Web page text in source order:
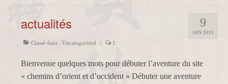
9
JAN 2013
actualités
Classé dans : Uncategorized | 1
Bienvenue quelques mots pour débuter l’aventure du site
« chemins d’orient et d’occident » Débuter une aventure